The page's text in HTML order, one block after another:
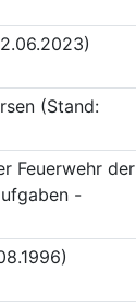
(Stand:
Feuerwehr der
-